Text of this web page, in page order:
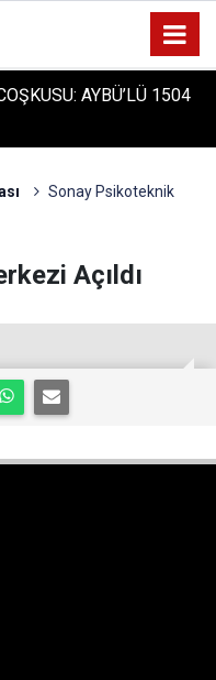
PLAZMA
TEMELİ ATILDI
Sonay Psikoteknik
Açıldı